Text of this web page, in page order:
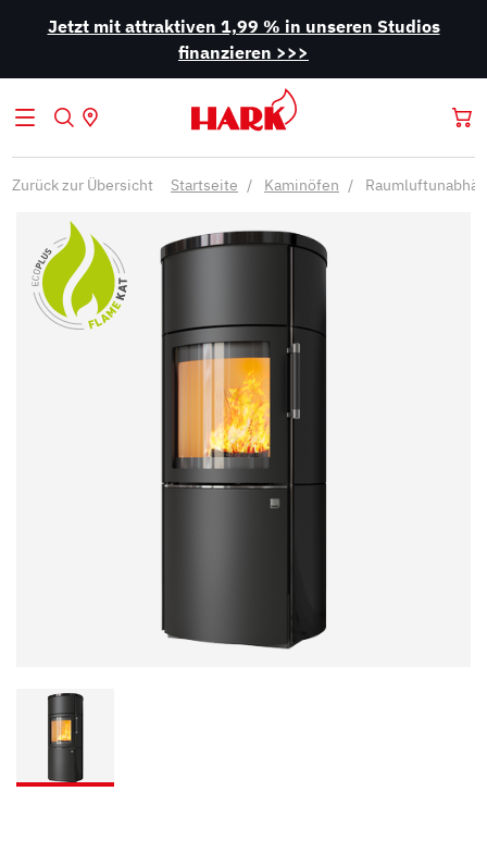
Jetzt mit attraktiven 1,99 % in unseren Studios
finanzieren >>>
Zurück zur Übersicht Startseite Kaminöfen